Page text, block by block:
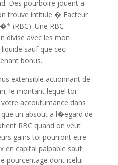
Des pourboire jouent a
trouve intitule � Facteur
(RBC). Une RBC
divise avec les mon
sauf que ceci
bonus.
extensible actionnant de
le montant lequel toi
accoutumance dans
un absout a l�egard de
RBC quand on veut
gains toi pourront etre
en capital palpable sauf
pourcentage dont icelui